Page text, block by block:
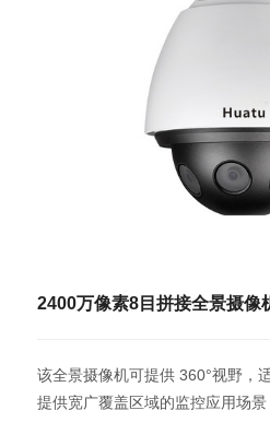
2400万像素8目拼接全景摄像
该全景摄像机可提供 360°视野，
提供宽广覆盖区域的监控应用场景